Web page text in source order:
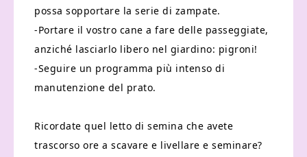
possa sopportare la serie di zampate.
-Portare il vostro cane a fare delle passeggiate,
anziché lasciarlo libero nel giardino: pigroni!
-Seguire un programma più intenso di
manutenzione del prato.
Ricordate quel letto di semina che avete
trascorso ore a scavare e livellare e seminare?